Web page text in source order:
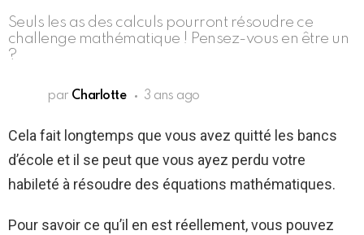
Seuls les as des calculs pourront résoudre ce
challenge mathématique ! Pensez-vous en être un
?
par Charlotte 3 ans ago
Cela fait longtemps que vous avez quitté les bancs
d’école et il se peut que vous ayez perdu votre
habileté à résoudre des équations mathématiques.
Pour savoir ce qu’il en est réellement, vous pouvez